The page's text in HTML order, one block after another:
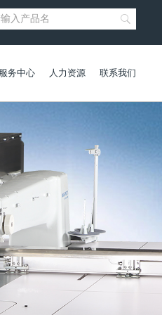
服务中心 人力资源 联系我们